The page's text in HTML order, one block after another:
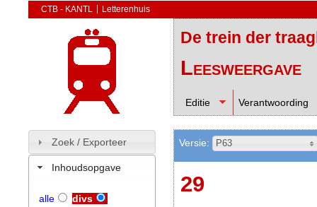
CTB - KANTL Letterenhuis
De trein der
Leesweergave
Editie Verantwoording
Versie: P63
29
Zoek / Exporteer
Inhoudsopgave
alle
divs